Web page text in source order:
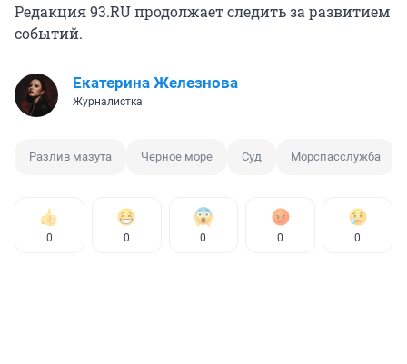
Редакция 93.RU продолжает следить за развитием
событий.
Екатерина Железнова
Журналистка
Разлив мазута Черное море Суд Морспасслужба
0 0 0 0 0